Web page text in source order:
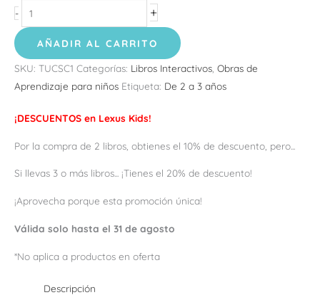
- +
AÑADIR AL CARRITO
SKU: TUCSC1 Categorías: Libros Interactivos Obras de
Aprendizaje para niños Etiqueta: De 2 a 3 años
¡DESCUENTOS en Lexus Kids!
Por la compra de 2 libros, obtienes el 10% de descuento, pero...
Si llevas 3 o más libros... ¡Tienes el 20% de descuento!
¡Aprovecha porque esta promoción única!
Válida solo hasta el 31 de agosto
*No aplica a productos en oferta
Descripción